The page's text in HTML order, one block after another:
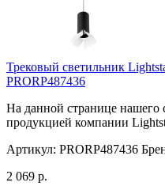
Трековый светильник
PRORP487436
На данной странице нашего
продукцией компании
Артикул: PRORP487436
2 069 р.